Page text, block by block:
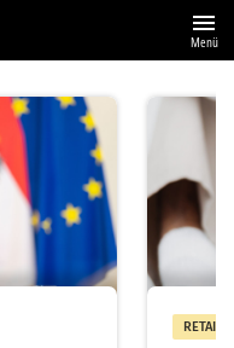
menu
Menü
RETAIL